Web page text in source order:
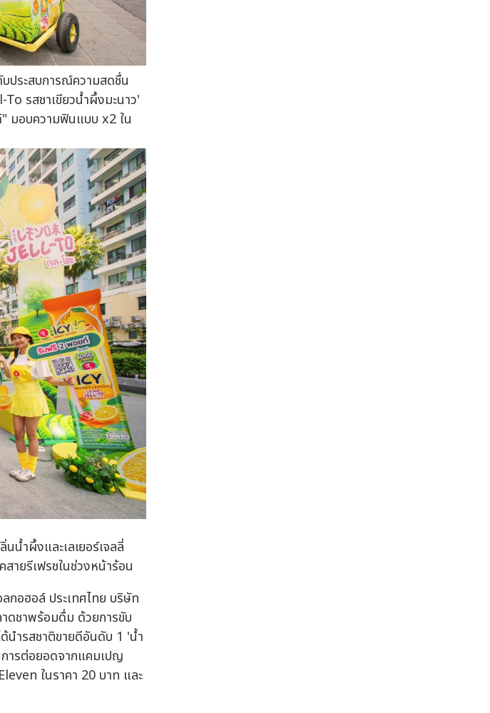
ประสบการณ์ความสดชื่น
รสชาเขียวน้ำผึ้งมะนาว'
มอบความฟินแบบ x2 ใน
น้ำผึ้งและเลเยอร์เจลลี่
ายรีเฟรชในช่วงหน้าร้อน
กอฮอล์ ประเทศไทย บริษัท
ดชาพร้อมดื่ม ด้วยการขับ
นำรสชาติขายดีอันดับ 1 'น้ำ
ารต่อยอดจากแคมเปญ
ในราคา 20 บาท และ